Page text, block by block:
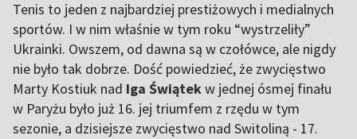
Tenis to jeden z najbardziej prestiżowych i medialnych
sportów. I w nim właśnie w tym roku “wystrzeliły”
Ukrainki. Owszem, od dawna są w czołówce, ale nigdy
nie było tak dobrze. Dość powiedzieć, że zwycięstwo
Marty Kostiuk nad Iga Świątekw jednej ósmej finału
w Paryżu było już 16. jej triumfem z rzędu w tym
sezonie, a dzisiejsze zwycięstwo nad Switoliną - 17.